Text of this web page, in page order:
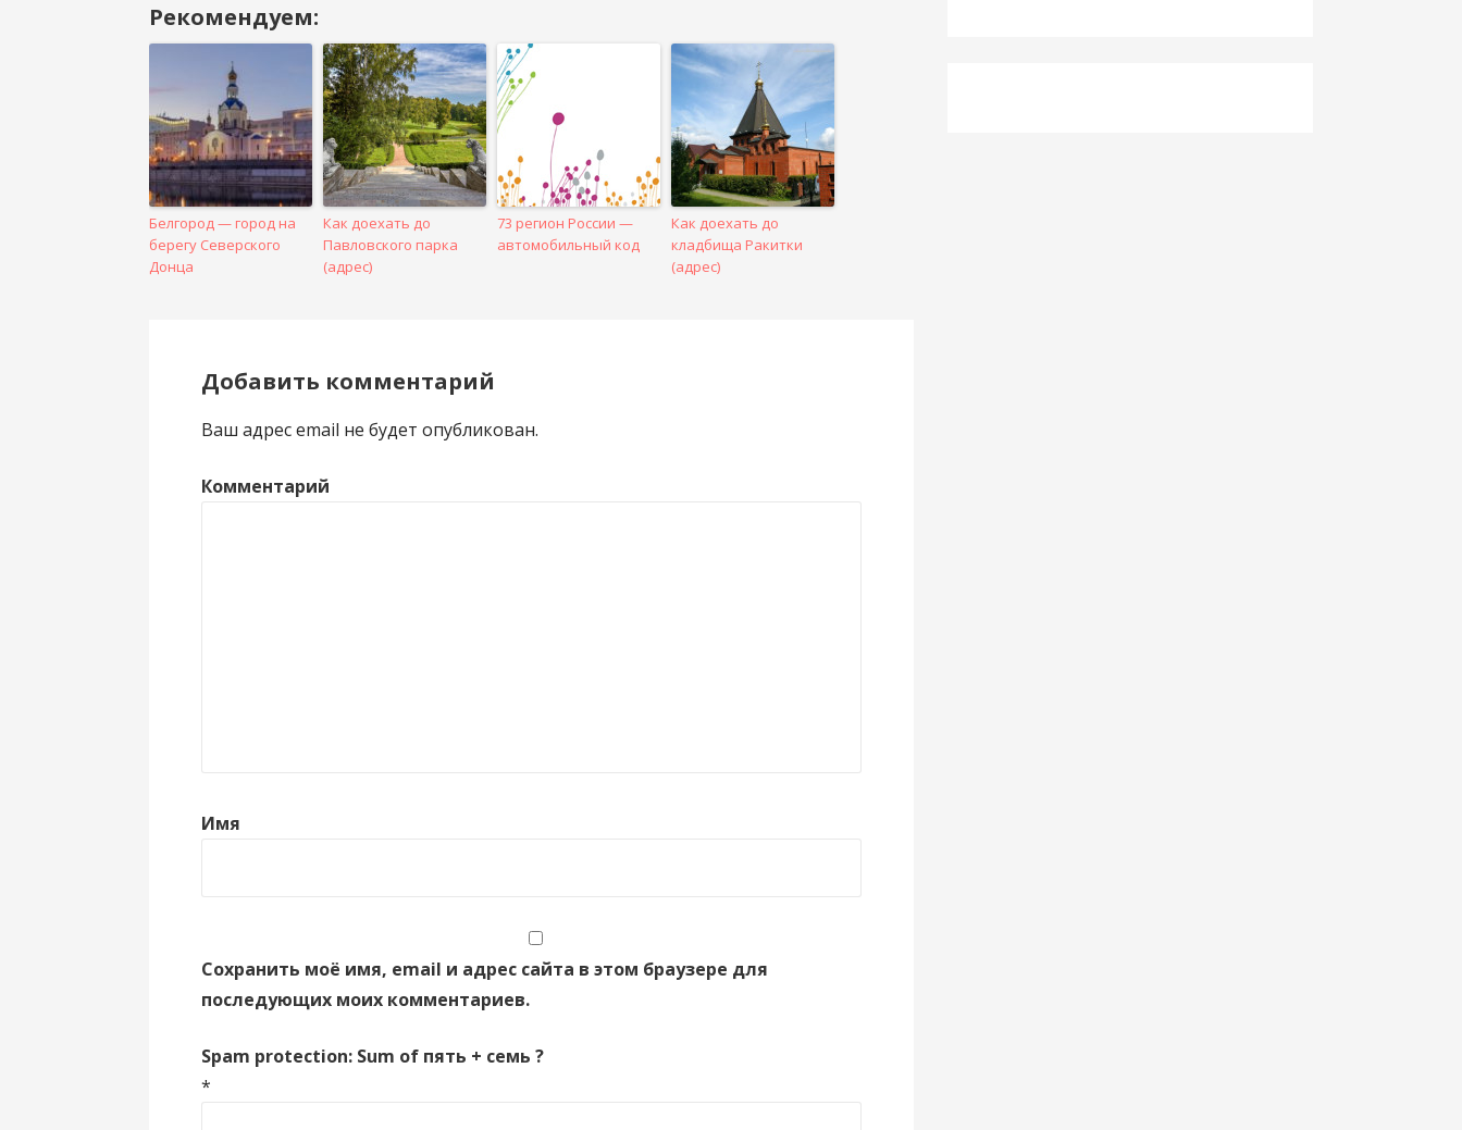
Навигация
в
Рекомендуем:
Белгород — город на
берегу Северского
Донца
Как доехать до
Павловского парка
(адрес)
73 регион России —
автомобильный код
Как доехать до
кладбища Ракитки
(адрес)
Добавить комментарий
Ваш адрес email не будет опубликован.
Комментарий
Имя
Сохранить моё имя, email и адрес сайта в этом браузере для
последующих моих комментариев.
Spam protection: Sum of пять + семь ?
*